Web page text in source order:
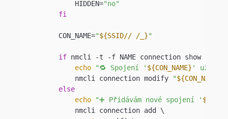
            HIDDEN=
"no"
fi
        CON_NAME=
"${SSID// /_}"
if nmcli -t -f NAME connection show |
echo
"🔁 Spojení ' ${CON_NAME} ' už
            nmcli connection modify
"${CON_NAME}
else
echo
"➕ Přidávám nové spojení '
            nmcli connection add \